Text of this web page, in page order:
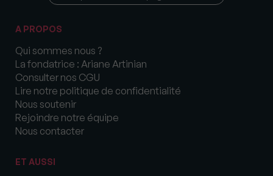
A PROPOS
Qui sommes nous ?
La fondatrice : Ariane Artinian
Consulter nos CGU
Lire notre politique de confidentialité
Nous soutenir
Rejoindre notre équipe
Nous contacter
ET AUSSI